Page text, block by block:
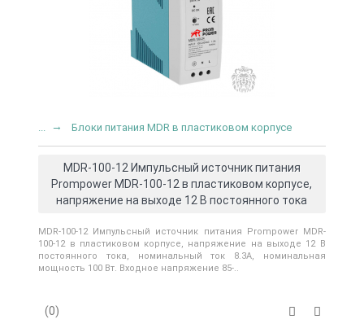
... Блоки питания MDR в пластиковом корпусе
MDR-100-12 Импульсный источник питания
Prompower MDR-100-12 в пластиковом корпусе,
напряжение на выходе 12 В постоянного тока
MDR-100-12 Импульсный источник питания Prompower MDR-
100-12 в пластиковом корпусе, напряжение на выходе 12 В
постоянного тока, номинальный ток 8.3A, номинальная
мощность 100 Вт. Входное напряжение 85-..
(0)